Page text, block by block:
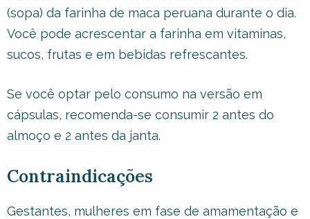
(sopa) da farinha de maca peruana durante o dia.
Você pode acrescentar a farinha em vitaminas,
sucos, frutas e em bebidas refrescantes.
Se você optar pelo consumo na versão em
cápsulas, recomenda-se consumir 2 antes do
almoço e 2 antes da janta.
Contraindicações
Gestantes, mulheres em fase de amamentação e